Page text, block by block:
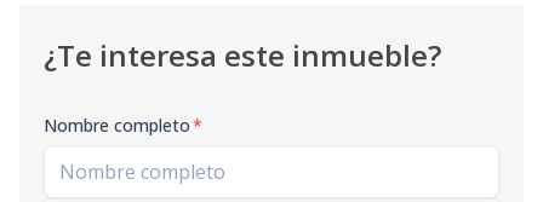
¿Te interesa este inmueble?
Nombre completo*